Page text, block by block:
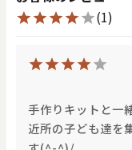
(1)
手作りキットと一
近所の子ども達を